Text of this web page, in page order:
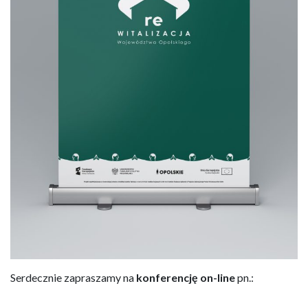
Serdecznie zapraszamy na konferencję on-linepn.: